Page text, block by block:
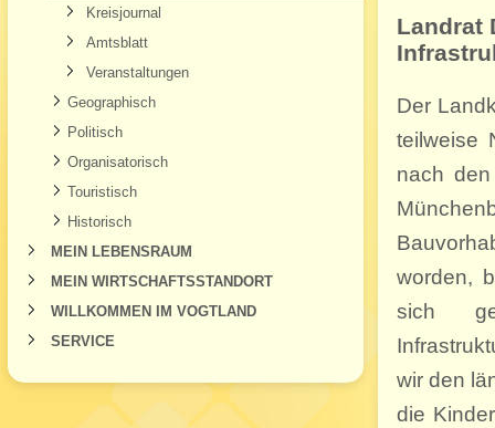
Kreisjournal
Amtsblatt
Veranstaltungen
Geographisch
Politisch
Organisatorisch
Touristisch
Historisch
MEIN LEBENSRAUM
MEIN WIRTSCHAFTSSTANDORT
WILLKOMMEN IM VOGTLAND
SERVICE
Landrat
Der
teilweise
nach
worden,
sich
wir den
die